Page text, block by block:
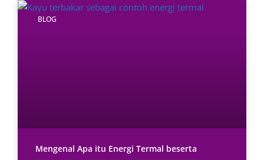
BLOG
Mengenal Apa itu Energi Termal beserta